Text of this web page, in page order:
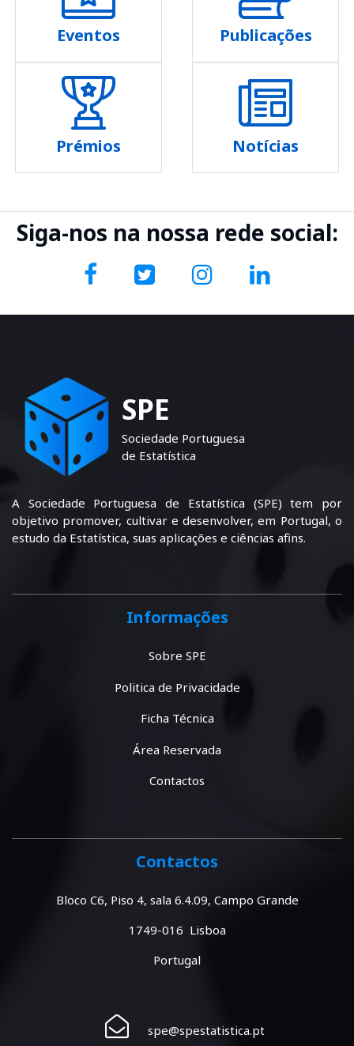
Eventos Publicações
Prémios Notícias
Siga-nos na nossa rede social:
SPE
Sociedade Portuguesa
de Estatística
A Sociedade Portuguesa de Estatística (SPE) tem por
objetivo promover, cultivar e desenvolver, em Portugal, o
estudo da Estatística, suas aplicações e ciências afins.
Informações
Sobre SPE
Politica de Privacidade
Ficha Técnica
Área Reservada
Contactos
Contactos
Bloco C6, Piso 4, sala 6.4.09, Campo Grande
1749-016 Lisboa
Portugal
spe@spestatistica.pt